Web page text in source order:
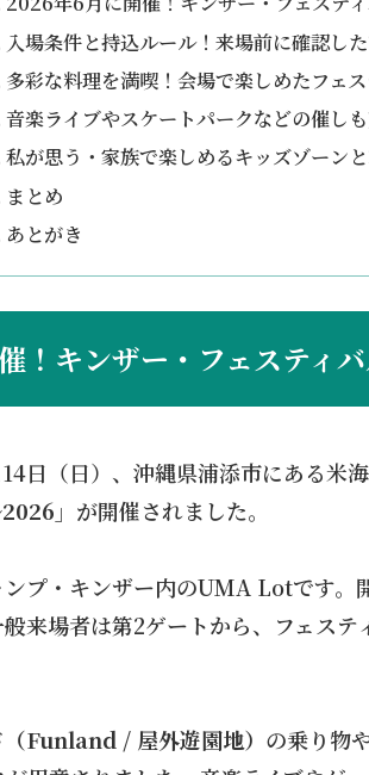
入場条件と持込ルール！来場前に確認し
多彩な料理を満喫！会場で楽しめたフェ
音楽ライブやスケートパークなどの催し
私が思う・家族で楽しめるキッズゾーン
まとめ
あとがき
！キンザー・フェスティ
日（日）、沖縄県浦添市にある米
2026 」が開催されました。
プ・キンザー内のUMA Lotです。
来場者は第2ゲートから、フェス
Funland / 屋外遊園地） の乗り物